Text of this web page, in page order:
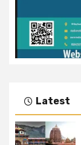
Latest